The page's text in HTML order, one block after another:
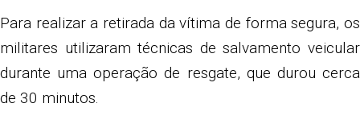
Para realizar a retirada da vítima de forma segura, os
militares utilizaram técnicas de salvamento veicular
durante uma operação de resgate, que durou cerca
de 30 minutos.